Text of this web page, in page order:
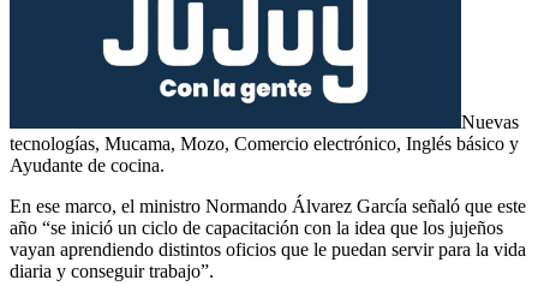
Nuevas
tecnologías, Mucama, Mozo, Comercio electrónico, Inglés básico y
Ayudante de cocina.
En ese marco, el ministro Normando Álvarez García señaló que este
año “se inició un ciclo de capacitación con la idea que los jujeños
vayan aprendiendo distintos oficios que le puedan servir para la vida
diaria y conseguir trabajo”.